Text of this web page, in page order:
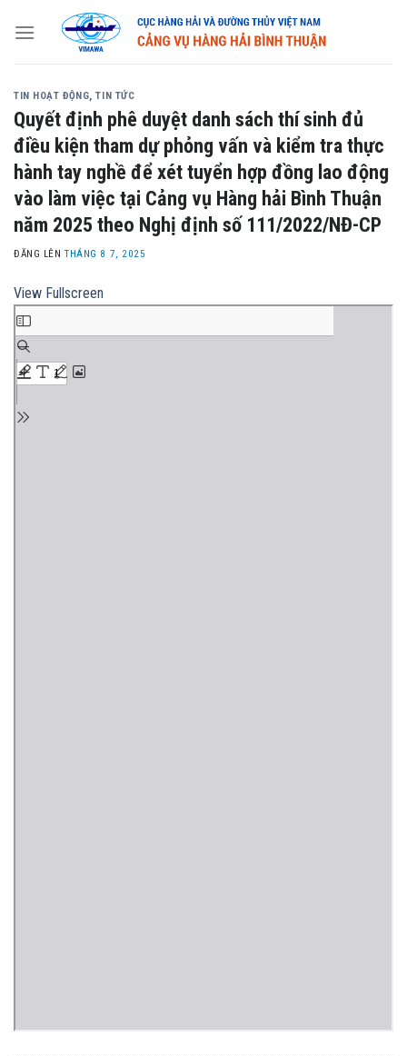
TIN HOẠT ĐỘNG,TIN TỨC
Quyết định phê duyệt danh sách thí sinh đủ
điều kiện tham dự phỏng vấn và kiểm tra thực
hành tay nghề để xét tuyển hợp đồng lao động
vào làm việc tại Cảng vụ Hàng hải Bình Thuận
năm 2025 theo Nghị định số 111/2022/NĐ-CP
ĐĂNG LÊNTHÁNG 8 7, 2025
View Fullscreen